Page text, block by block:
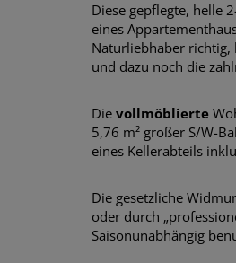
Diese gepflegte, helle
eines
Naturliebhaber richtig,
und dazu noch die
Die vollmöblierte
5,76 m² großer S/W-
eines Kellerabteils
Die gesetzliche
oder durch
Saisonunabhängig